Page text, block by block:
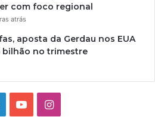
com foco regional
atrás
aposta da Gerdau nos EUA
bilhão no trimestre
YouTubeInstagram